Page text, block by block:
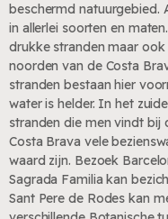
beschermd natuurgebied.
in allerlei soorten en
drukke stranden maar
noorden van de Costa
stranden bestaan hier
water is helder. In het
stranden die men vindt bij
Costa Brava vele
waard zijn. Bezoek
Sagrada Familia kan
Sant Pere de Rodes kan